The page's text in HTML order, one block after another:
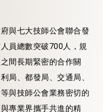
與七大技師公會聯合發
員總數突破700人，規
間長期緊密的合作關
局、都發局、交通局、
與技師公會業務密切的
專業界攜手共進的精